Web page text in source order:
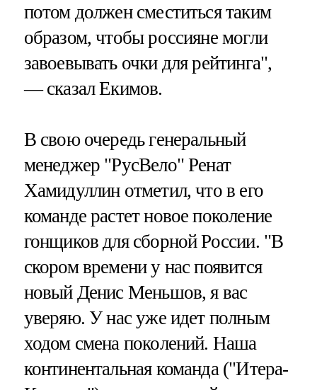
потом должен сместиться таким
образом, чтобы россияне могли
завоевывать очки для рейтинга",
— сказал Екимов.
В свою очередь генеральный
менеджер "РусВело" Ренат
Хамидуллин отметил, что в его
команде растет новое поколение
гонщиков для сборной России. "В
скором времени у нас появится
новый Денис Меньшов, я вас
уверяю. У нас уже идет полным
ходом смена поколений. Наша
континентальная команда ("Итера-